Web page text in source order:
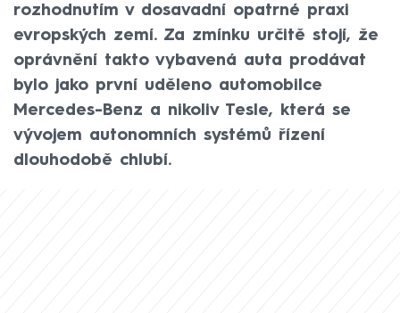
rozhodnutím v dosavadní opatrné praxi
evropských zemí. Za zmínku určitě stojí, že
oprávnění takto vybavená auta prodávat
bylo jako první uděleno automobilce
Mercedes-Benz a nikoliv Tesle, která se
vývojem autonomních systémů řízení
dlouhodobě chlubí.